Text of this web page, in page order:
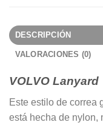
DESCRIPCIÓN
VALORACIONES (0)
VOLVO Lanyard
Este estilo de correa
está hecha de nylon,